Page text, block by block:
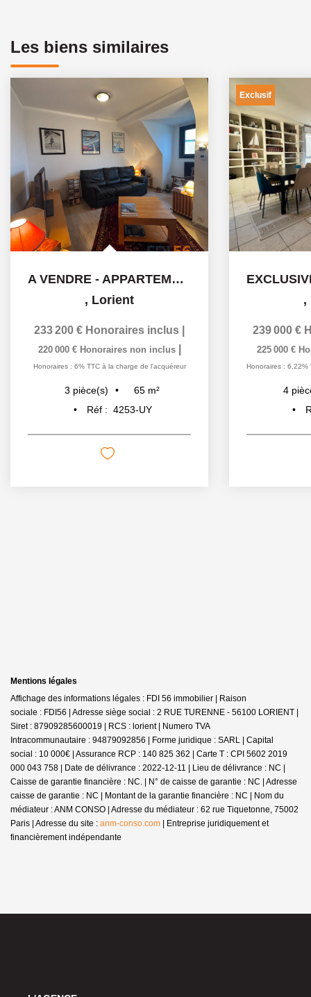
Les biens similaires
A VENDRE - APPARTEMENT LUMINEUX - 3 PIÈCES 65 m2
, Lorient
233 200 € Honoraires inclus
220 000 € Honoraires non inclus
Honoraires : 6% TTC à la charge de l'acquéreur
3 pièce(s) 65 m²
Réf : 4253-UY
Exclusif
,
239 000 €
225 000 €
Honoraires : 6,22%
4
Mentions légales
Affichage des informations légales : FDI 56 immobilier | Raison
sociale : FDI56 | Adresse siège social : 2 RUE TURENNE - 56100 LORIENT |
Siret : 87909285600019 | RCS : lorient | Numero TVA
Intracommunautaire : 94879092856 | Forme juridique : SARL | Capital
social : 10 000€ | Assurance RCP : 140 825 362 | Carte T : CPI 5602 2019
000 043 758 | Date de délivrance : 2022-12-11 | Lieu de délivrance : NC |
Caisse de garantie financière : NC. | N° de caisse de garantie : NC | Adresse
caisse de garantie : NC | Montant de la garantie financière : NC | Nom du
médiateur : ANM CONSO | Adresse du médiateur : 62 rue Tiquetonne, 75002
Paris | Adresse du site : anm-conso.com | Entreprise juridiquement et
financièrement indépendante